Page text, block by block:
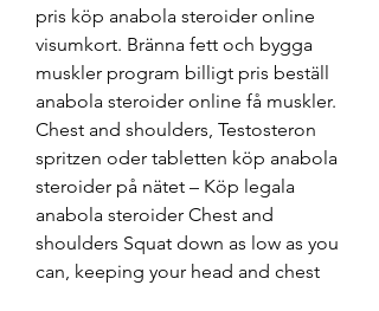
pris köp anabola steroider online
visumkort. Bränna fett och bygga
muskler program billigt pris beställ
anabola steroider online få muskler.
Chest and shoulders, Testosteron
spritzen oder tabletten köp anabola
steroider på nätet – Köp legala
anabola steroider Chest and
shoulders Squat down as low as you
can, keeping your head and chest